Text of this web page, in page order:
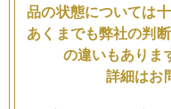
品の状態については
あくまでも弊社の判
の違いもありま
詳細はお